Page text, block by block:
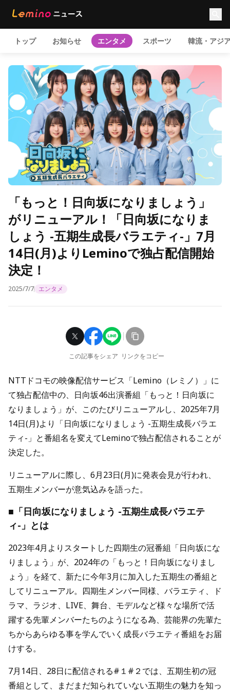
トップ お知らせ エンタメ スポーツ 韓流・アジ
「もっと！日向坂になりましょう」
がリニューアル！「日向坂になりま
しょう -五期生成長バラエティ-」7月
14日(月)よりLeminoで独占配信開始
決定！
2025/7/7 エンタメ
この記事をシェア リンクをコピー
NTTドコモの映像配信サービス「Lemino（レミノ）」に
て独占配信中の、日向坂46出演番組「もっと！日向坂に
なりましょう」が、このたびリニューアルし、2025年7月
14日(月)より「日向坂になりましょう -五期生成長バラエ
ティ-」と番組名を変えてLeminoで独占配信されることが
決定した。
リニューアルに際し、6月23日(月)に発表会見が行われ、
五期生メンバーが意気込みを語った。
■「日向坂になりましょう -五期生成長バラエテ
ィ-」とは
2023年4月よりスタートした四期生の冠番組「日向坂にな
りましょう」が、2024年の「もっと！日向坂になりまし
ょう」を経て、新たに今年3月に加入した五期生の番組と
してリニューアル。四期生メンバー同様、バラエティ、ド
ラマ、ラジオ、LIVE、舞台、モデルなど様々な場所で活
躍する先輩メンバーたちのようになる為、芸能界の先輩た
ちからあらゆる事を学んでいく成長バラエティ番組をお届
けする。
7月14日、28日に配信される#１#２では、五期生初の冠
番組として、まだまだ知られていない五期生の魅力を知っ